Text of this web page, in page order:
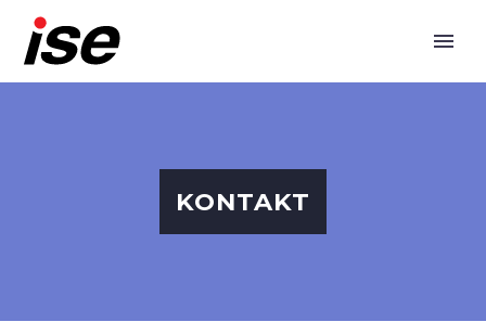
KONTAKT